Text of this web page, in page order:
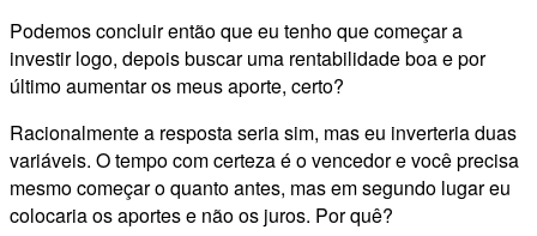
Podemos concluir então que eu tenho que começar a
investir logo, depois buscar uma rentabilidade boa e por
último aumentar os meus aporte, certo?
Racionalmente a resposta seria sim, mas eu inverteria duas
variáveis. O tempo com certeza é o vencedor e você precisa
mesmo começar o quanto antes, mas em segundo lugar eu
colocaria os aportes e não os juros. Por quê?